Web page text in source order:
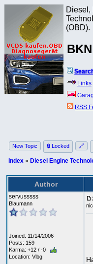
Diesel,
(OBD).
Links
RSS
New Topic 🔒 Locked 🔗
Index » Diesel Engine
Author
servusssss
Blaumann
Joined: 11/14/2006
Posts: 159
Karma: +12 / -0
Location: Vlbg